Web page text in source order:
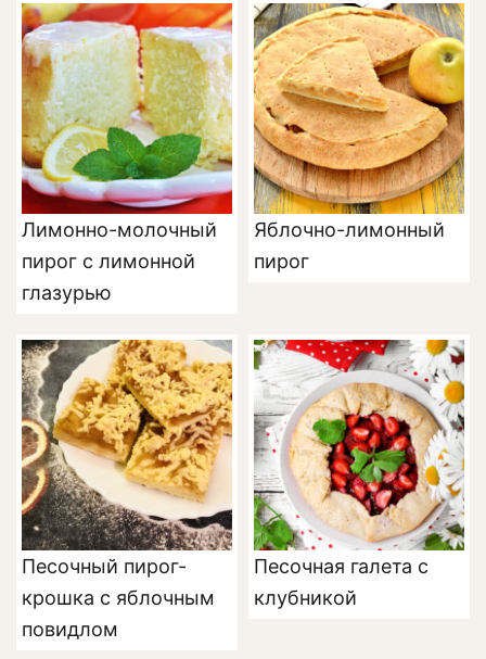
Лимонно-молочный
пирог с лимонной
глазурью
Яблочно-лимонный
пирог
Песочный пирог-
крошка с яблочным
повидлом
Песочная галета с
клубникой